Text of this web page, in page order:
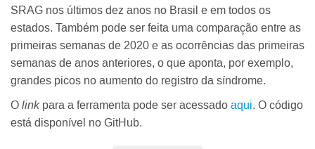
SRAG nos últimos dez anos no Brasil e em todos os
estados. Também pode ser feita uma comparação entre as
primeiras semanas de 2020 e as ocorrências das primeiras
semanas de anos anteriores, o que aponta, por exemplo,
grandes picos no aumento do registro da síndrome.
O linkpara a ferramenta pode ser acessado aqui. O código
está disponível no GitHub.